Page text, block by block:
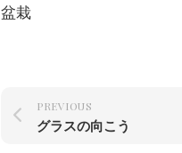
盆栽
PREVIOUS
グラスの向こう